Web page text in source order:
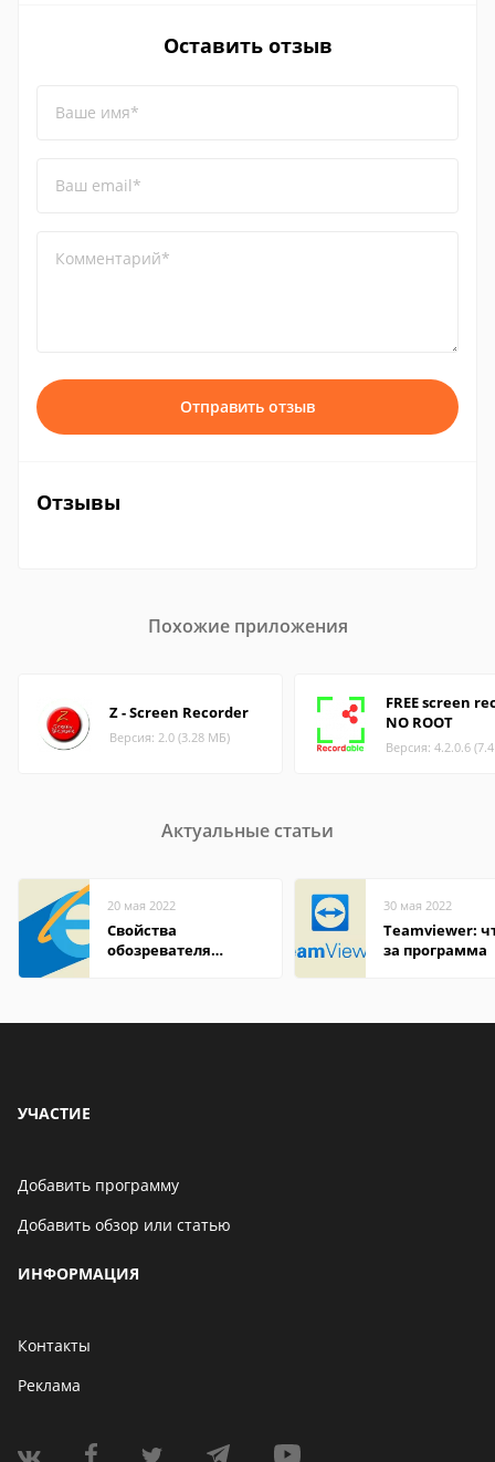
Оставить отзыв
Ваше имя*
Ваш email*
Комментарий*
Отправить отзыв
Отзывы
Похожие приложения
Z - Screen Recorder
Версия: 2.0 (3.28 МБ)
FREE screen
NO ROOT
Версия: 4.2.0.6
Актуальные статьи
20 мая 2022
Свойства
обозревателя
30 мая 2022
Teamviewer:
за программа
УЧАСТИЕ
Добавить программу
Добавить обзор или статью
ИНФОРМАЦИЯ
Контакты
Реклама